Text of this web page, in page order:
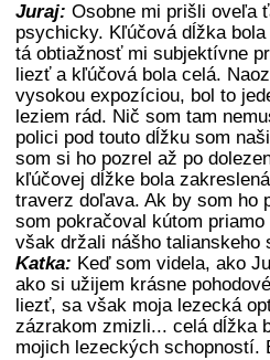
Juraj: Osobne mi prišli oveľa
psychicky. Kľúčová dĺžka
tá obtiažnosť mi subjektívne
liezť a kľúčová bola celá.
vysokou expozíciou, bol to
leziem rád. Nič som tam
polici pod touto dĺžku som
som si ho pozrel až po
kľúčovej dĺžke bola
traverz doľava. Ak by som ho
som pokračoval kútom
však držali nášho talianskeho
Katka: Keď som videla, ako
ako si užijem krásne
liezť, sa však moja lezecká
zázrakom zmizli... celá dĺžka
mojich lezeckých schopností.